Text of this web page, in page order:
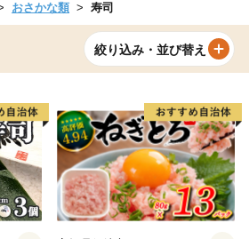
おさかな類 寿司
絞り込み・並び替え